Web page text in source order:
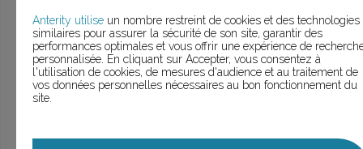
> Voir larecherche approfondie
> Voir larecherche personnalisée
Anterity utilise un nombre restreint de cookies et des technologies
similaires pour assurer la sécurité de son site, garantir des
performances optimales et vous offrir une expérience de
personnalisée. En cliquant sur Accepter, vous consentez à
l'utilisation de cookies, de mesures d'audience et au traitement de
vos données personnelles nécessaires au bon fonctionnement du
site.